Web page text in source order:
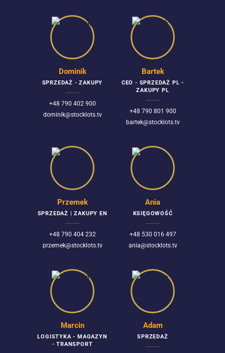
Dominik
SPRZEDAŻ - ZAKUPY
+48 790 402 900
dominik@stocklots.tv
Bartek
CEO - SPRZEDAŻ PL -
ZAKUPY PL
+48 790 801 900
bartek@stocklots.tv
Przemek
SPRZEDAŻ | ZAKUPY EN
+48 790 404 232
przemek@stocklots.tv
Ania
KSIĘGOWOŚĆ
+48 530 016 497
ania@stocklots.tv
Marcin
LOGISTYKA - MAGAZYN
- TRANSPORT
Adam
SPRZEDAŻ